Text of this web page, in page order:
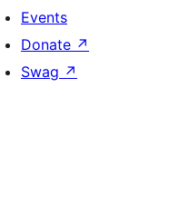
Events
Donate ↗
Swag ↗